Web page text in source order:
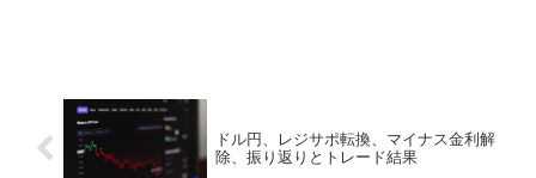
ドル円、レジサポ転換、マイナス金利解
除、振り返りとトレード結果